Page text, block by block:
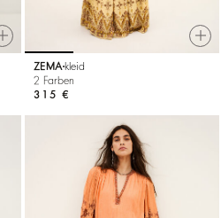
ZEMA kleid
2 Farben
315 €